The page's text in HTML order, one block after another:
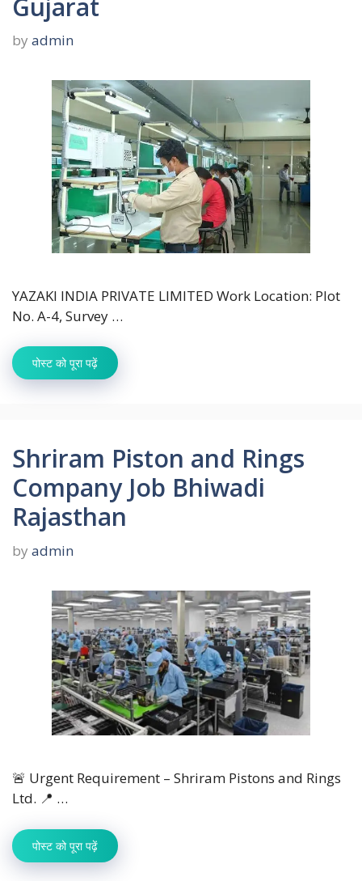
Gujarat
by admin
YAZAKI INDIA PRIVATE LIMITED Work Location: Plot
No. A-4, Survey …
पोस्ट को पूरा पढ़ें
Shriram Piston and Rings
Company Job Bhiwadi
Rajasthan
by admin
🚨 Urgent Requirement – Shriram Pistons and Rings
Ltd. 📍 …
पोस्ट को पूरा पढ़ें